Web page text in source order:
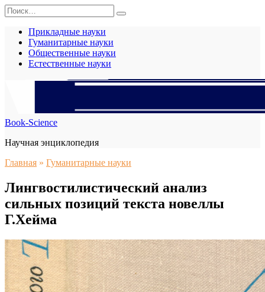
Перейти
к
содержанию
Search
for:
Прикладные науки
Гуманитарные науки
Общественные науки
Естественные науки
Book-Science
Научная энциклопедия
Главная » Гуманитарные науки
Лингвостилистический анализ
сильных позиций текста новеллы
Г.Хейма